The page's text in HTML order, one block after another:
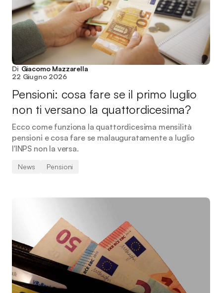
Di Giacomo Mazzarella
22 Giugno 2026
Pensioni: cosa fare se il primo luglio
non ti versano la quattordicesima?
Ecco come funziona la quattordicesima mensilità
pensioni e cosa fare se malauguratamente a luglio
l'INPS non la versa.
News Pensioni